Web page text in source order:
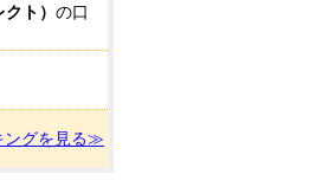
ト） の口
ングを見る≫